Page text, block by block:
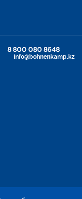
8 800 080 8648
info@bohnenkamp.kz